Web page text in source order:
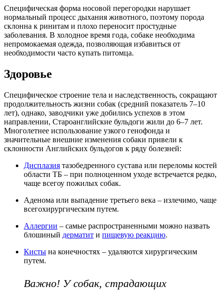
Специфическая форма носовой перегородки нарушает
нормальный процесс дыхания животного, поэтому порода
склонна к ринитам и плохо переносит простудные
заболевания. В холодное время года, собаке необходима
непромокаемая одежда, позволяющая избавиться от
необходимости часто купать питомца.
Здоровье
Специфическое строение тела и наследственность, сокращают
продолжительность жизни собак (средний показатель 7–10
лет), однако, заводчики уже добились успехов в этом
направлении, Староанглийские бульдоги жили до 6–7 лет.
Многолетнее использование узкого генофонда и
значительные внешние изменения собаки привели к
склонности Английских бульдогов к ряду болезней:
Дисплазия тазобедренного сустава или переломы костей
области ТБ – при полноценном уходе встречается редко,
чаще всегоу пожилых собак.
Аденома или выпадение третьего века – излечимо, чаще
всегохирургическим путем.
Аллергии – самые распространенными можно назвать
блошиный дерматит и пищевую реакцию.
Кисты на конечностях – удаляются хирургическим
путем.
Важно! У собак, страдающих